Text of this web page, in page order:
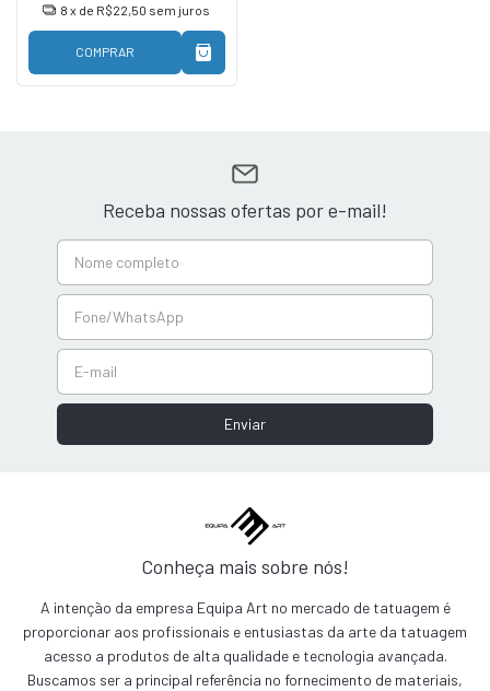
8 x de R$22,50 sem juros
COMPRAR
Receba nossas ofertas por e-mail!
Conheça mais sobre nós!
A intenção da empresa Equipa Art no mercado de tatuagem é
proporcionar aos profissionais e entusiastas da arte da tatuagem
acesso a produtos de alta qualidade e tecnologia avançada.
Buscamos ser a principal referência no fornecimento de materiais,